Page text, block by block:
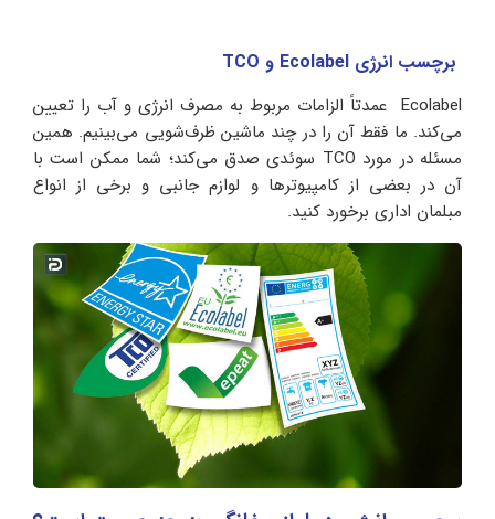
برچسب انرژی Ecolabel و TCO
Ecolabel عمدتاً الزامات مربوط به مصرف انرژی و آب را تعیین
می‌کند. ما فقط آن را در چند ماشین ظرف‌شویی می‌بینیم. همین
مسئله در مورد TCO سوئدی صدق می‌کند؛ شما ممکن است با
آن در بعضی از کامپیوترها و لوازم جانبی و برخی از انواع
مبلمان اداری برخورد کنید.